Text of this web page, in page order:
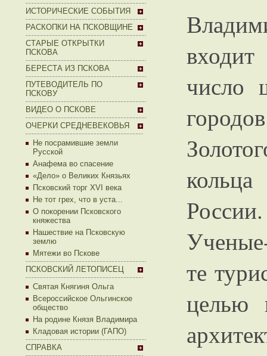
ИСТОРИЧЕСКИЕ СОБЫТИЯ
РАСКОПКИ НА ПСКОВЩИНЕ
СТАРЫЕ ОТКРЫТКИ
ПСКОВА
БЕРЕСТА ИЗ ПСКОВА
ПУТЕВОДИТЕЛЬ ПО
ПСКОВУ
ВИДЕО О ПСКОВЕ
ОЧЕРКИ СРЕДНЕВЕКОВЬЯ
Не посрамившие земли
Русской
Анафема во спасение
«Дело» о Великих Князьях
Псковский торг XVI века
Не тот грех, что в уста...
О покорении Псковского
княжества
Нашествие на Псковскую
землю
Мятежи во Пскове
ПСКОВСКИЙ ЛЕТОПИСЕЦ
Святая Княгиня Ольга
Всероссийское Ольгинское
общество
На родине Князя Владимира
Кладовая истории (ГАПО)
СПРАВКА
число
городов
кольца
России.
те
целью